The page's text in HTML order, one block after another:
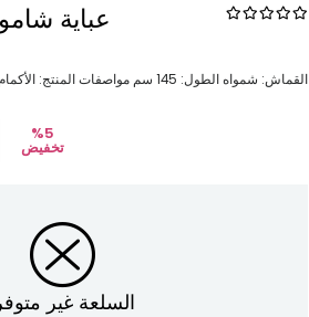
عباية
القماش: شمواه الطول: 145 سم مواصفات المنتج: الأكمام مفصّلة بطيات. الحزام متاح. الياقات منقوشة.
%5
تخفيض
السلعة غير متوفر